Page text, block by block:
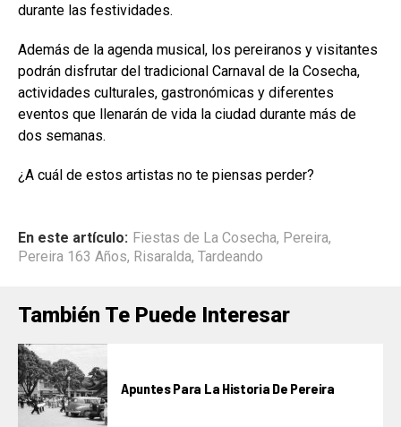
durante las festividades.
Además de la agenda musical, los pereiranos y visitantes
podrán disfrutar del tradicional Carnaval de la Cosecha,
actividades culturales, gastronómicas y diferentes
eventos que llenarán de vida la ciudad durante más de
dos semanas.
¿A cuál de estos artistas no te piensas perder?
En este artículo: Fiestas de La Cosecha, Pereira,
Pereira 163 Años, Risaralda, Tardeando
También Te Puede Interesar
Apuntes Para La Historia De Pereira